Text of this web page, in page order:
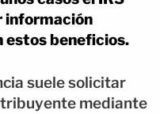
información
estos beneficios.
suele solicitar
mediante